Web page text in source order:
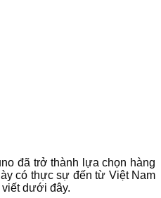
đã trở thành lựa chọn hàng
có thực sự đến từ Việt Nam
viết dưới đây.